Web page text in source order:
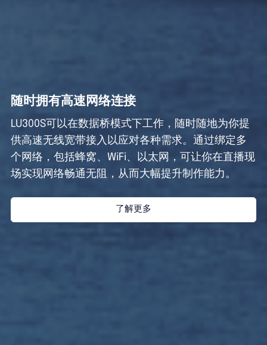
随时拥有高速网络连接
LU300S可以在数据桥模式下工作，随时随地为你提
供高速无线宽带接入以应对各种需求。通过绑定多
个网络，包括蜂窝、WiFi、以太网，可让你在直播现
场实现网络畅通无阻，从而大幅提升制作能力。
了解更多